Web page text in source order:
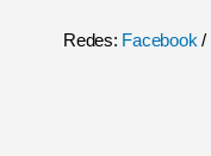
Redes: Facebook /